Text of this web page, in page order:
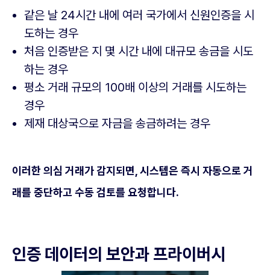
같은 날 24시간 내에 여러 국가에서 신원인증을 시
도하는 경우
처음 인증받은 지 몇 시간 내에 대규모 송금을 시도
하는 경우
평소 거래 규모의 100배 이상의 거래를 시도하는
경우
제재 대상국으로 자금을 송금하려는 경우
이러한 의심 거래가 감지되면, 시스템은 즉시 자동으로 거
래를 중단하고 수동 검토를 요청합니다.
인증 데이터의 보안과 프라이버시